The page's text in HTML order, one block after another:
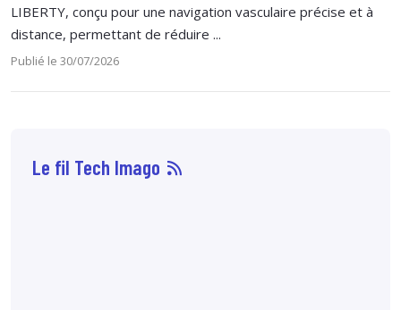
LIBERTY, conçu pour une navigation vasculaire précise et à
distance, permettant de réduire ...
Publié le 30/07/2026
Le fil Tech Imago